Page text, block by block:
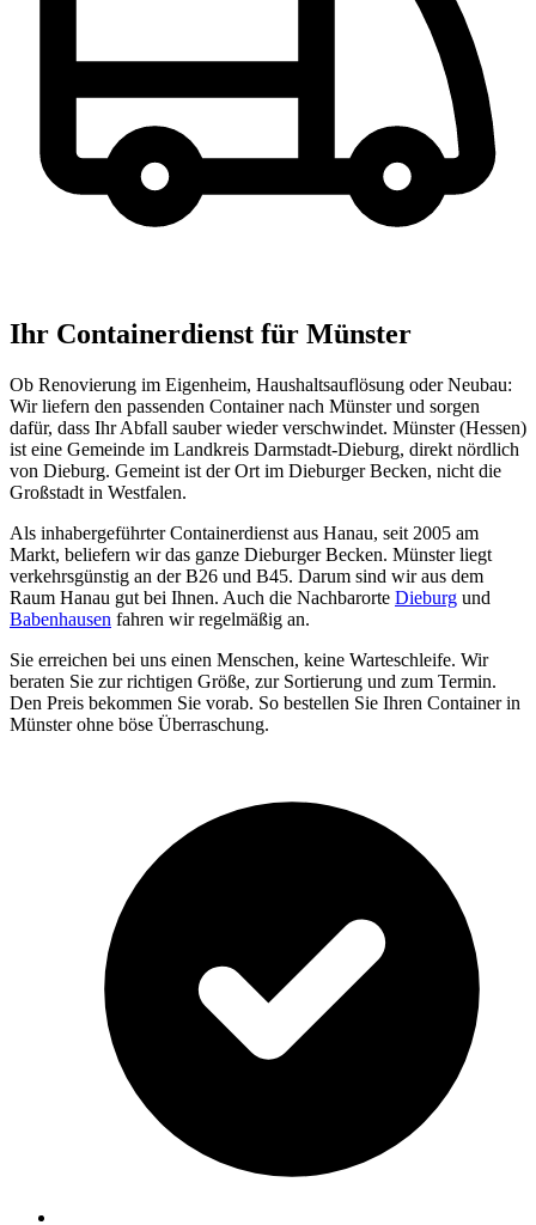
Ihr Containerdienst für Münster
Ob Renovierung im Eigenheim, Haushaltsauflösung oder Neubau:
Wir liefern den passenden Container nach Münster und sorgen
dafür, dass Ihr Abfall sauber wieder verschwindet. Münster (Hessen)
ist eine Gemeinde im Landkreis Darmstadt-Dieburg, direkt nördlich
von Dieburg. Gemeint ist der Ort im Dieburger Becken, nicht die
Großstadt in Westfalen.
Als inhabergeführter Containerdienst aus Hanau, seit 2005 am
Markt, beliefern wir das ganze Dieburger Becken. Münster liegt
verkehrsgünstig an der B26 und B45. Darum sind wir aus dem
Raum Hanau gut bei Ihnen. Auch die Nachbarorte Dieburg und
Babenhausen fahren wir regelmäßig an.
Sie erreichen bei uns einen Menschen, keine Warteschleife. Wir
beraten Sie zur richtigen Größe, zur Sortierung und zum Termin.
Den Preis bekommen Sie vorab. So bestellen Sie Ihren Container in
Münster ohne böse Überraschung.